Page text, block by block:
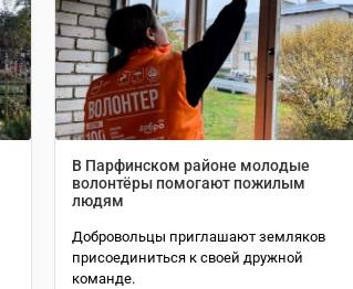
В Парфинском районе молодые
волонтёры помогают пожилым
людям
Добровольцы приглашают земляков
присоединиться к своей дружной
команде.